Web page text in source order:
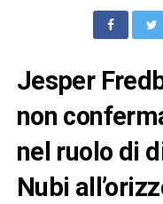
Jesper
non
nel ruolo di
Nubi